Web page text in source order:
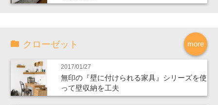
more
クローゼット
2017/01/27
無印の『壁に付けられる家具』シリーズを使
って壁収納を工夫